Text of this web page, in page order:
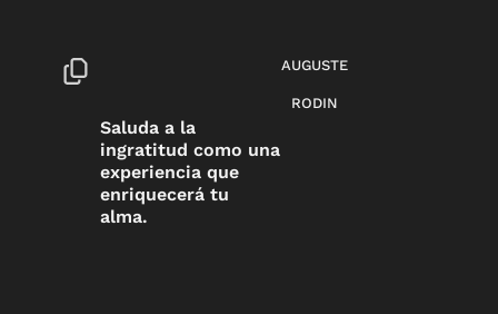
Saluda a la
ingratitud como una
experiencia que
enriquecerá tu
alma.
AUGUSTE
RODIN